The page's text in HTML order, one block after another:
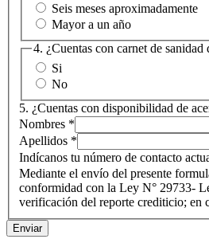
Seis meses aproximadamente
Mayor a un año
4. ¿Cuentas con carnet de
Si
No
5. ¿Cuentas con disponibilidad de
Nombres *
Apellidos *
Indícanos tu número de contacto
Mediante el envío del presente
conformidad con la Ley N° 29733-
verificación del reporte crediticio; en
Enviar